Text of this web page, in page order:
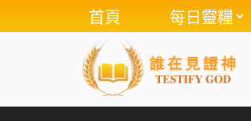
首頁 每日靈糧